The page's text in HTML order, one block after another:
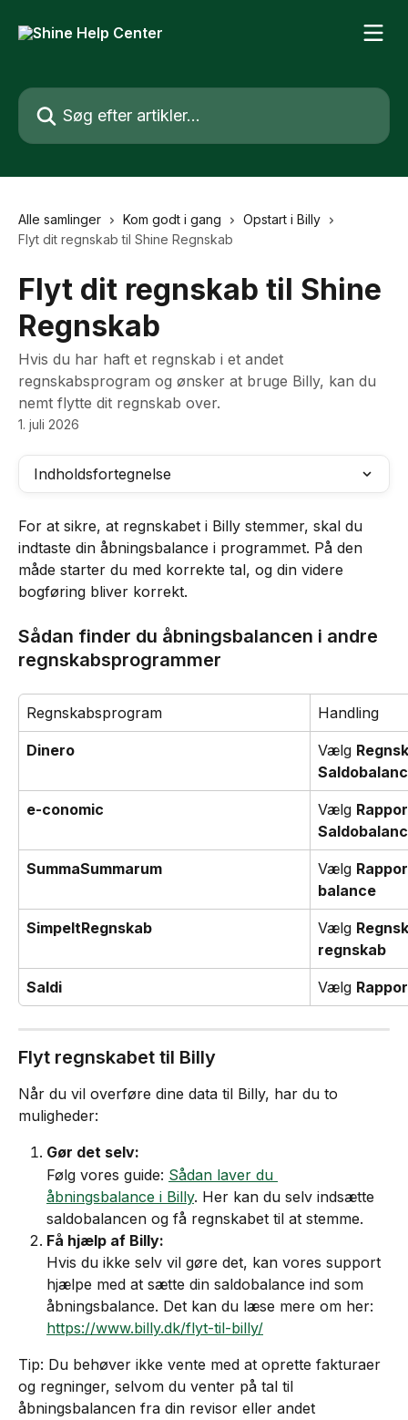
Søg efter artikler...
Alle samlinger Kom godt i gang
Opstart i Billy
Flyt dit regnskab til Shine Regnskab
Flyt dit regnskab til Shine
Regnskab
Hvis du har haft et regnskab i et andet
regnskabsprogram og ønsker at bruge Billy, kan du
nemt flytte dit regnskab over.
1. juli 2026
Indholdsfortegnelse
For at sikre, at regnskabet i Billy stemmer, skal du
indtaste din åbningsbalance i programmet. På den
måde starter du med korrekte tal, og din videre
bogføring bliver korrekt.
Sådan finder du åbningsbalancen i andre
regnskabsprogrammer
Regnskabsprogram Handling
Dinero Vælg
e-conomic Vælg
SummaSummarum Vælg
balance
SimpeltRegnskab Vælg
regnskab
Saldi Vælg
Flyt regnskabet til Billy
Når du vil overføre dine data til Billy, har du to
muligheder:
Gør det selv:
Følg vores guide: Sådan laver du
åbningsbalance i Billy. Her kan du selv indsætte
saldobalancen og få regnskabet til at stemme.
Få hjælp af Billy:
Hvis du ikke selv vil gøre det, kan vores support
hjælpe med at sætte din saldobalance ind som
åbningsbalance. Det kan du læse mere om her:
https://www.billy.dk/flyt-til-billy/
Tip: Du behøver ikke vente med at oprette fakturaer
og regninger, selvom du venter på tal til
åbningsbalancen fra din revisor eller andet